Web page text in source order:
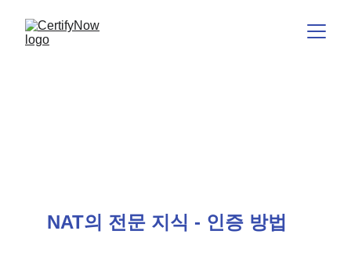
NAT의 전문 지식 - 인증 방법